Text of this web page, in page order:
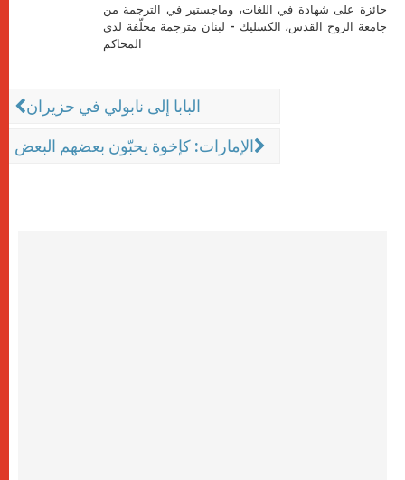
حائزة على شهادة في اللغات، وماجستير في الترجمة من
جامعة الروح القدس، الكسليك - لبنان مترجمة محلّفة لدى
المحاكم
البابا إلى نابولي في حزيران
الإمارات: كإخوة يحبّون بعضهم البعض